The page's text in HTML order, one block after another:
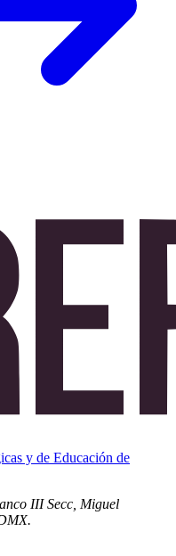
y de Educación de
III Secc, Miguel